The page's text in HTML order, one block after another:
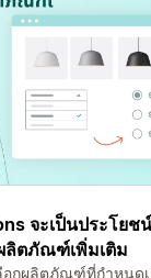
จะเป็นประโยช
ลิตภัณฑ์เพิ่มเติม
อกผลิตภัณฑ์ที่กำหนดเ